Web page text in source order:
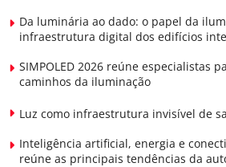
Da luminária ao dado: o papel da
infraestrutura digital dos edifícios
SIMPOLED 2026 reúne especialistas
caminhos da iluminação
Luz como infraestrutura invisível de
Inteligência artificial, energia e
reúne as principais tendências da